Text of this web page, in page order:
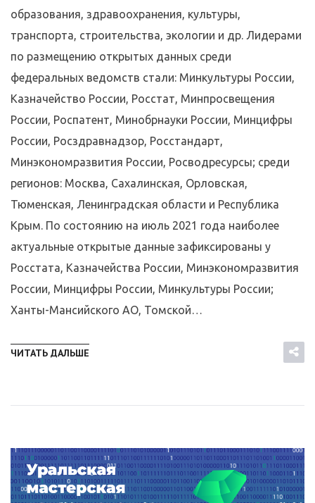
образования, здравоохранения, культуры,
транспорта, строительства, экологии и др. Лидерами
по размещению открытых данных среди
федеральных ведомств стали: Минкультуры России,
Казначейство России, Росстат, Минпросвещения
России, Роспатент, Минобрнауки России, Минцифры
России, Росздравнадзор, Росстандарт,
Минэкономразвития России, Росводресурсы; среди
регионов: Москва, Сахалинская, Орловская,
Тюменская, Ленинградская области и Республика
Крым. По состоянию на июль 2021 года наиболее
актуальные открытые данные зафиксированы у
Росстата, Казначейства России, Минэкономразвития
России, Минцифры России, Минкультуры России;
Ханты-Мансийского АО, Томской…
ЧИТАТЬ ДАЛЬШЕ